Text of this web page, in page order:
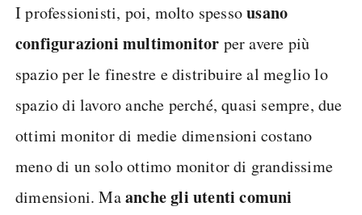
I professionisti, poi, molto spessousano
configurazioni multimonitor per avere più
spazio per le finestre e distribuire al meglio lo
spazio di lavoro anche perché, quasi sempre, due
ottimi monitor di medie dimensioni costano
meno di un solo ottimo monitor di grandissime
dimensioni. Maanche gli utenti comuni